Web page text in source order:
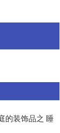
的装饰品之 睡